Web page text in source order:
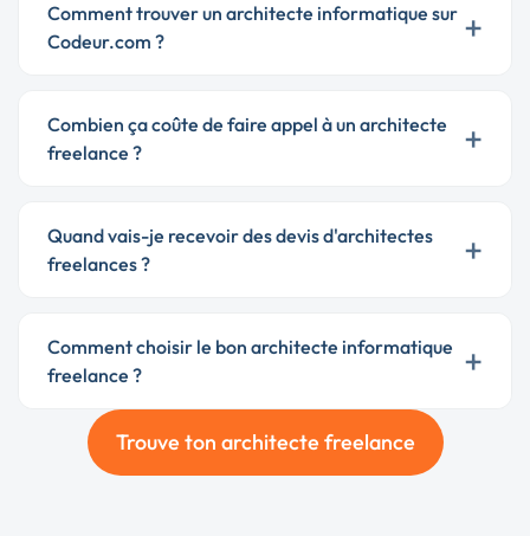
Comment trouver un architecte informatique sur
Codeur.com ?
+
Combien ça coûte de faire appel à un architecte
freelance ?
+
Quand vais-je recevoir des devis d'architectes
freelances ?
+
Comment choisir le bon architecte informatique
freelance ?
+
Trouve ton architecte freelance